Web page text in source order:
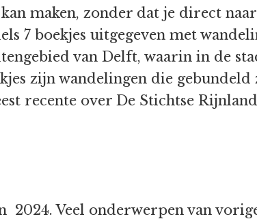
maken, zonder dat je direct
7 boekjes uitgegeven met
van Delft, waarin in de
zijn wandelingen die
recente over De Stichtse
2024. Veel onderwerpen van